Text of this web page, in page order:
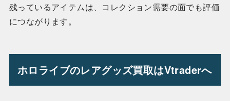
残っているアイテムは、コレクション需要の面でも評価
につながります。
ホロライブのレアグッズ買取はVtraderへ